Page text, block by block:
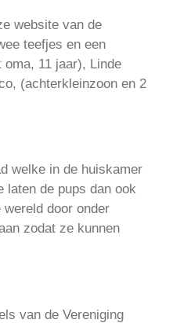
website van de
teefjes en een
11 jaar), Linde
(achterkleinzoon en 2
welke in de huiskamer
laten de pups dan ook
door onder
zodat ze kunnen
van de Vereniging